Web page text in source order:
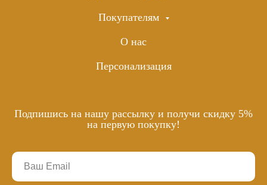
Покупателям
О нас
Персонализация
Подпишись на нашу рассылку и получи скидку 5%
на первую покупку!